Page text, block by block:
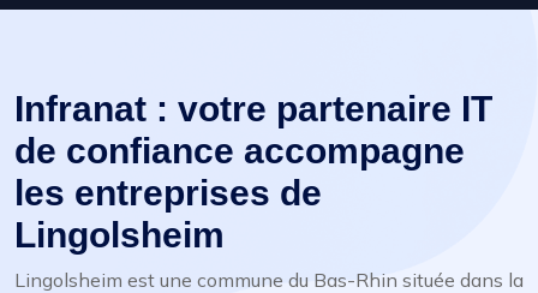
Infranat : votre partenaire IT
de confiance accompagne
les entreprises de
Lingolsheim
Lingolsheim est une commune du Bas-Rhin située dans la